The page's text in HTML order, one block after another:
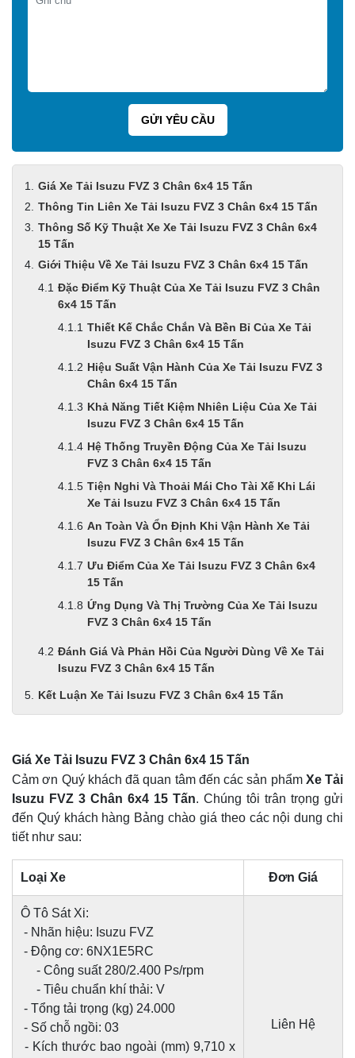
Giá Xe Tải Isuzu FVZ 3 Chân 6x4 15 Tấn
Thông Tin Liên Xe Tải Isuzu FVZ 3 Chân 6x4 15 Tấn
Thông Số Kỹ Thuật Xe Xe Tải Isuzu FVZ 3 Chân 6x4
15 Tấn
Giới Thiệu Về Xe Tải Isuzu FVZ 3 Chân 6x4 15 Tấn
Đặc Điểm Kỹ Thuật Của Xe Tải Isuzu FVZ 3 Chân
6x4 15 Tấn
Thiết Kế Chắc Chắn Và Bền Bỉ Của Xe Tải
Isuzu FVZ 3 Chân 6x4 15 Tấn
Hiệu Suất Vận Hành Của Xe Tải Isuzu FVZ 3
Chân 6x4 15 Tấn
Khả Năng Tiết Kiệm Nhiên Liệu Của Xe Tải
Isuzu FVZ 3 Chân 6x4 15 Tấn
Hệ Thống Truyền Động Của Xe Tải Isuzu
FVZ 3 Chân 6x4 15 Tấn
Tiện Nghi Và Thoải Mái Cho Tài Xế Khi Lái
Xe Tải Isuzu FVZ 3 Chân 6x4 15 Tấn
An Toàn Và Ổn Định Khi Vận Hành Xe Tải
Isuzu FVZ 3 Chân 6x4 15 Tấn
Ưu Điểm Của Xe Tải Isuzu FVZ 3 Chân 6x4
15 Tấn
Ứng Dụng Và Thị Trường Của Xe Tải Isuzu
FVZ 3 Chân 6x4 15 Tấn
Đánh Giá Và Phản Hồi Của Người Dùng Về Xe Tải
Isuzu FVZ 3 Chân 6x4 15 Tấn
Kết Luận Xe Tải Isuzu FVZ 3 Chân 6x4 15 Tấn
Giá Xe Tải Isuzu FVZ 3 Chân 6x4 15 Tấn
Cảm ơn Quý khách đã quan tâm đến các sản phẩm Xe Tải
Isuzu FVZ 3 Chân 6x4 15 Tấn. Chúng tôi trân trọng gửi
đến Quý khách hàng Bảng chào giá theo các nội dung chi
tiết như sau:
Loại Xe Đơn Giá
Ô Tô Sát Xi:
- Nhãn hiệu: Isuzu FVZ
- Động cơ: 6NX1E5RC
- Công suất 280/2.400 Ps/rpm
- Tiêu chuẩn khí thải: V
- Tổng tải trọng (kg) 24.000
- Số chỗ ngồi: 03
- Kích thước bao ngoài (mm) 9,710 x
Liên Hệ